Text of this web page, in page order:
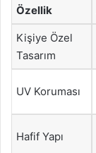
Özellik
Kişiye Özel
Tasarım
UV Koruması
Hafif Yapı